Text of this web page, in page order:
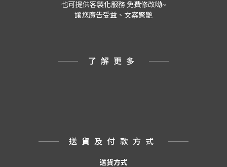
也可提供客製化服務 免費修改呦~
讓您廣告受益、文案驚艷
了解更多
送貨及付款方式
送貨方式